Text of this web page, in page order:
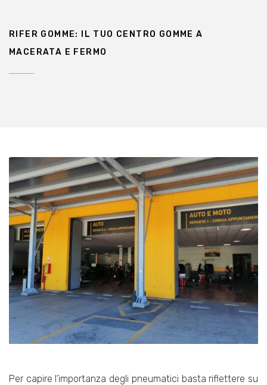
RIFER GOMME: IL TUO CENTRO GOMME A
MACERATA E FERMO
Per capire l’importanza degli pneumatici basta riflettere su